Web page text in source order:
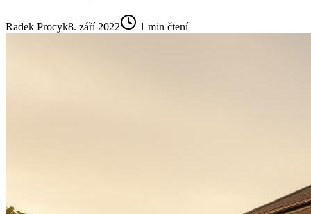
Radek Procyk8. září 2022 1 min čtení